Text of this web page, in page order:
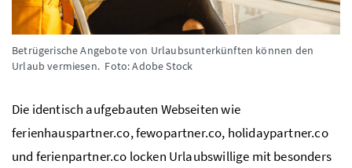
Betrügerische Angebote von Urlaubsunterkünften können den
Urlaub vermiesen. Foto: Adobe Stock
Die identisch aufgebauten Webseiten wie
ferienhauspartner.co, fewopartner.co, holidaypartner.co
und ferienpartner.co locken Urlaubswillige mit besonders